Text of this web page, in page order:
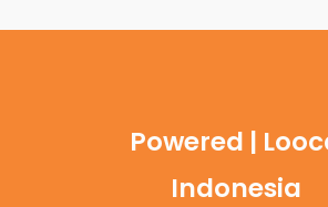
Powered |
Indonesia